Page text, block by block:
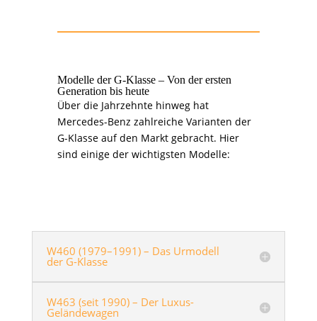
Modelle der G-Klasse – Von der ersten
Generation bis heute
Über die Jahrzehnte hinweg hat
Mercedes-Benz zahlreiche Varianten der
G-Klasse auf den Markt gebracht. Hier
sind einige der wichtigsten Modelle:
W460 (1979–1991) – Das Urmodell
der G-Klasse
W463 (seit 1990) – Der Luxus-
Geländewagen